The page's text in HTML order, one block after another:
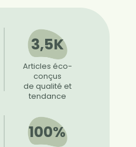
3,5K
Articles éco-
conçus
de qualité et
tendance
100%